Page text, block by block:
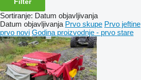
Sortiranje: Datum objavljivanja
Datum objavljivanja Prvo skupe Prvo jeftine
prvo novi Godina proizvodnje - prvo stare